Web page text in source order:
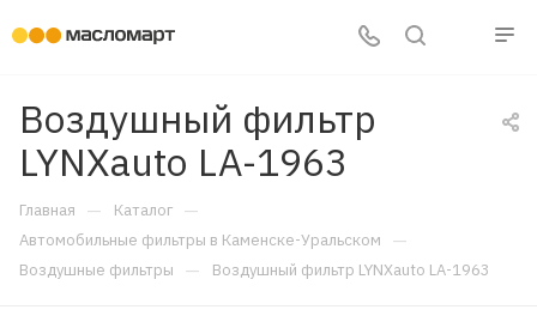
Воздушный фильтр
LYNXauto LA-1963
Главная — Каталог —
Автомобильные фильтры в Каменске-Уральском —
Воздушные фильтры — Воздушный фильтр LYNXauto LA-1963